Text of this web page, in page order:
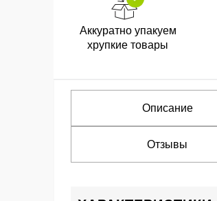
Аккуратно упакуем
хрупкие товары
Описание
Отзывы